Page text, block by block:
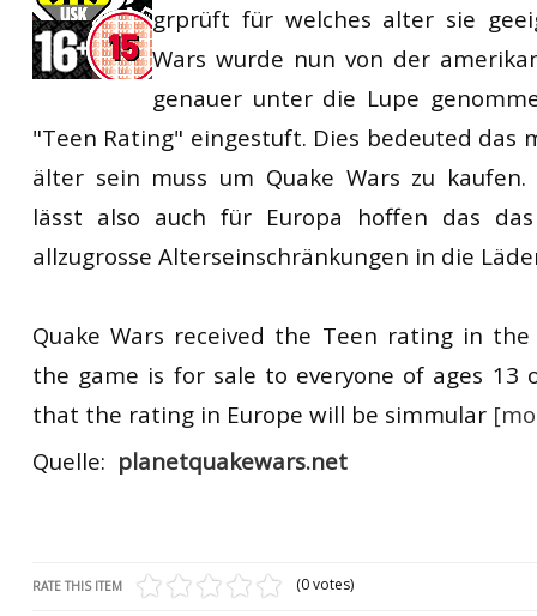
ET:QW Movies
DB Movies
Wolfenstein Movies
ET Scene
DB Scene
General News
Game Movies
PC Hard + Software
RtCW Feintuning
grprüft für welches alter sie
Wars wurde nun von der
genauer unter die Lupe
"Teen Rating" eingestuft. Dies bedeuted das
älter sein muss um Quake Wars zu kaufen.
lässt also auch für Europa hoffen das
allzugrosse Alterseinschränkungen in die
Quake Wars received the Teen rating in the
the game is for sale to everyone of ages 13
that the rating in Europe will be simmular [
Quelle: planetquakewars.net
RATE THIS ITEM (0 votes)